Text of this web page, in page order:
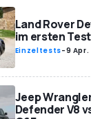
Land Rover
im ersten
Einzeltests-9
Jeep
Defender V8